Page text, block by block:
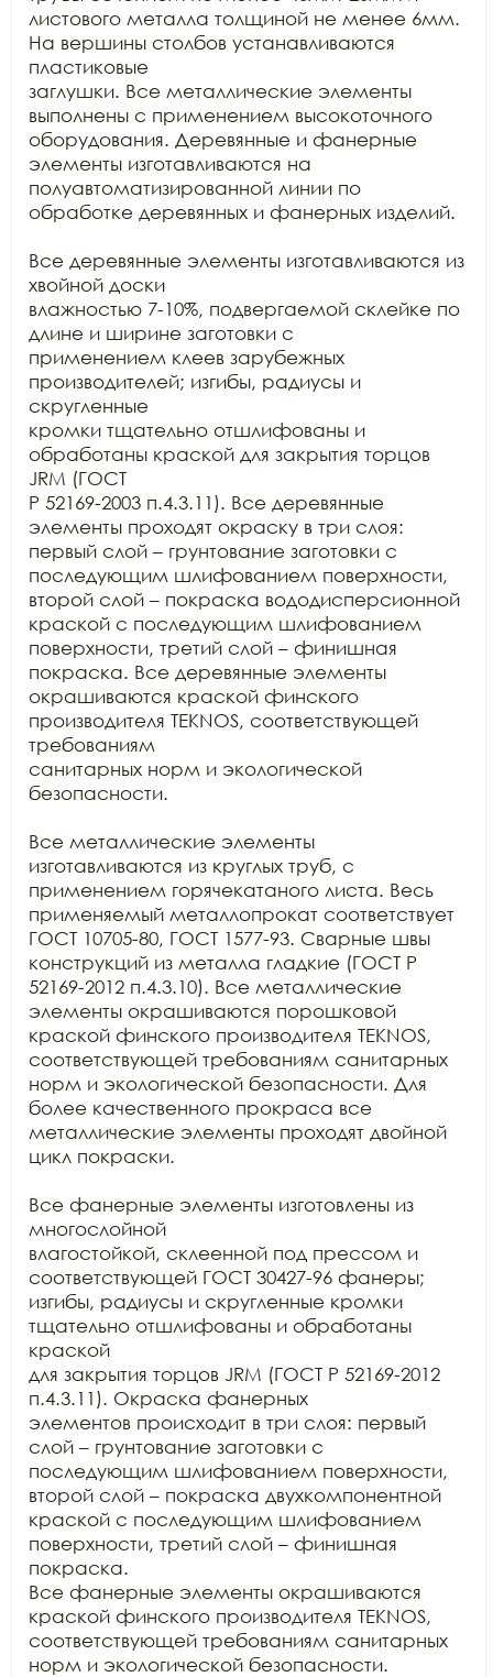
листового металла толщиной не менее 6мм.
На вершины столбов устанавливаются
пластиковые
заглушки. Все металлические элементы
выполнены с применением высокоточного
оборудования. Деревянные и фанерные
элементы изготавливаются на
полуавтоматизированной линии по
обработке деревянных и фанерных изделий.
Все деревянные элементы изготавливаются из
хвойной доски
влажностью 7-10%, подвергаемой склейке по
длине и ширине заготовки с
применением клеев зарубежных
производителей; изгибы, радиусы и
скругленные
кромки тщательно отшлифованы и
обработаны краской для закрытия торцов
JRM (ГОСТ
Р 52169-2003 п.4.3.11). Все деревянные
элементы проходят окраску в три слоя:
первый слой – грунтование заготовки с
последующим шлифованием поверхности,
второй слой – покраска вододисперсионной
краской с последующим шлифованием
поверхности, третий слой – финишная
покраска. Все деревянные элементы
окрашиваются краской финского
производителя TEKNOS, соответствующей
требованиям
санитарных норм и экологической
безопасности.
Все металлические элементы
изготавливаются из круглых труб, с
применением горячекатаного листа. Весь
применяемый металлопрокат соответствует
ГОСТ 10705-80, ГОСТ 1577-93. Сварные швы
конструкций из металла гладкие (ГОСТ Р
52169-2012 п.4.3.10). Все металлические
элементы окрашиваются порошковой
краской финского производителя TEKNOS,
соответствующей требованиям санитарных
норм и экологической безопасности. Для
более качественного прокраса все
металлические элементы проходят двойной
цикл покраски.
Все фанерные элементы изготовлены из
многослойной
влагостойкой, склеенной под прессом и
соответствующей ГОСТ 30427-96 фанеры;
изгибы, радиусы и скругленные кромки
тщательно отшлифованы и обработаны
краской
для закрытия торцов JRM (ГОСТ Р 52169-2012
п.4.3.11). Окраска фанерных
элементов происходит в три слоя: первый
слой – грунтование заготовки с
последующим шлифованием поверхности,
второй слой – покраска двухкомпонентной
краской с последующим шлифованием
поверхности, третий слой – финишная
покраска.
Все фанерные элементы окрашиваются
краской финского производителя TEKNOS,
соответствующей требованиям санитарных
норм и экологической безопасности.